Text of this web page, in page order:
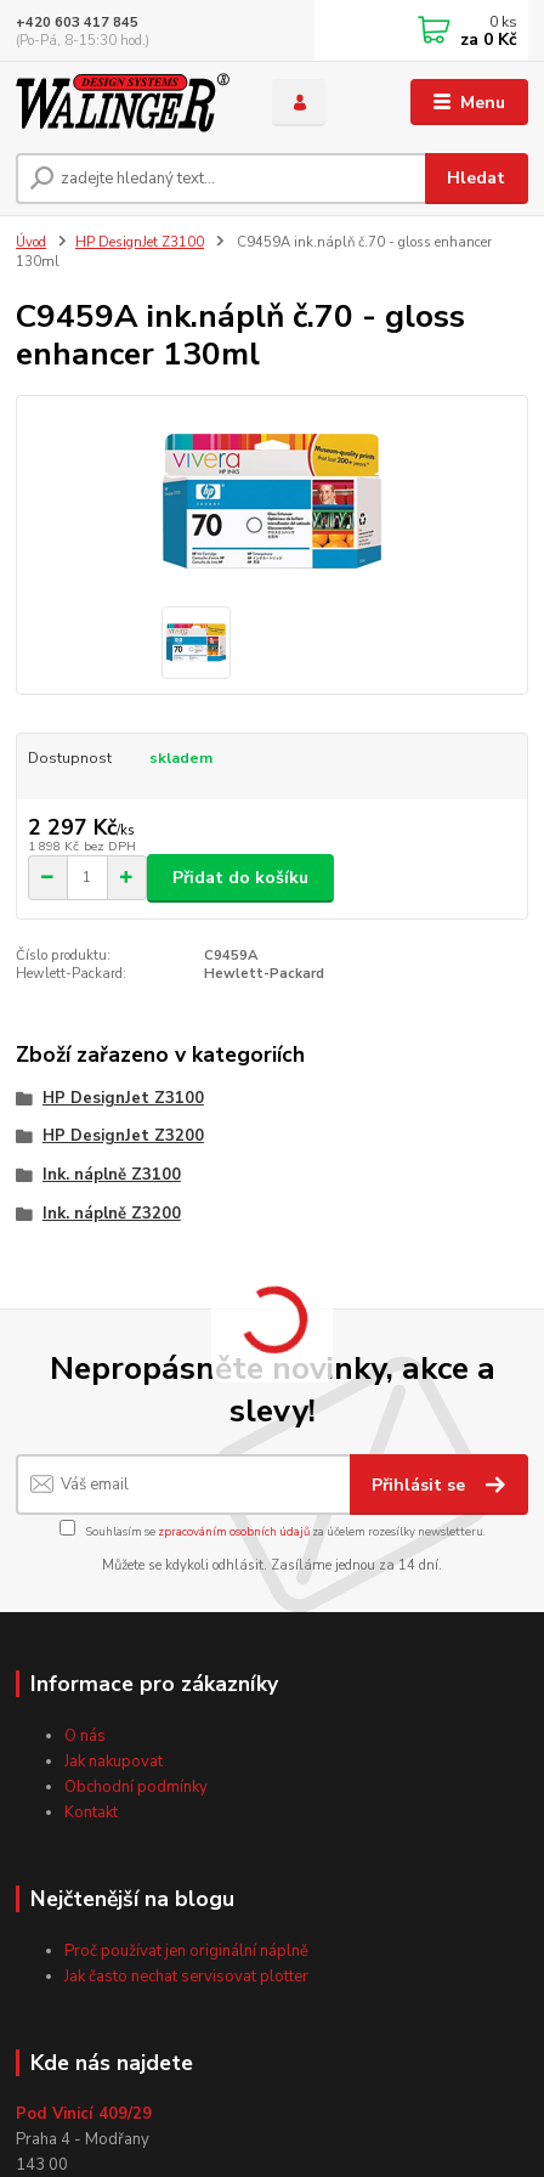
Menu
Hledat
+420 603 417 845
(Po-Pá, 8-15:30 hod.)
0 ks
za 0 Kč
Úvod HP DesignJet Z3100
C9459A ink.náplň č.70 - gloss enhancer
130ml
C9459A ink.náplň č.70 - gloss
enhancer 130ml
Dostupnost skladem
2 297 Kč/ks
1 898 Kč bez DPH
Přidat do košíku
Číslo produktu:
C9459A
Hewlett-Packard:
Hewlett-Packard
Zboží zařazeno v kategoriích
HP DesignJet Z3100
HP DesignJet Z3200
Ink. náplně Z3100
Ink. náplně Z3200
Nepropásněte novinky, akce a
slevy!
Přihlásit se
Souhlasím se zpracováním osobních údajůza účelem rozesílky newsletteru.
Můžete se kdykoli odhlásit. Zasíláme jednou za 14 dní.
Informace pro zákazníky
O nás
Jak nakupovat
Obchodní podmínky
Kontakt
Nejčtenější na blogu
Proč používat jen originální náplně
Jak často nechat servisovat plotter
Kde nás najdete
Pod Vinicí 409/29
Praha 4 - Modřany
143 00